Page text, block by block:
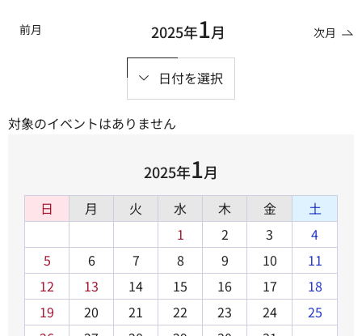
前月 2025年1月
日付を選択
次月
対象のイベントはありません
2025年1月
日 月 火 水 木 金
土
1
2 3
4
5
6 7 8 9 10
11
12
13 14 15 16 17
18
19
20 21 22 23 24
25